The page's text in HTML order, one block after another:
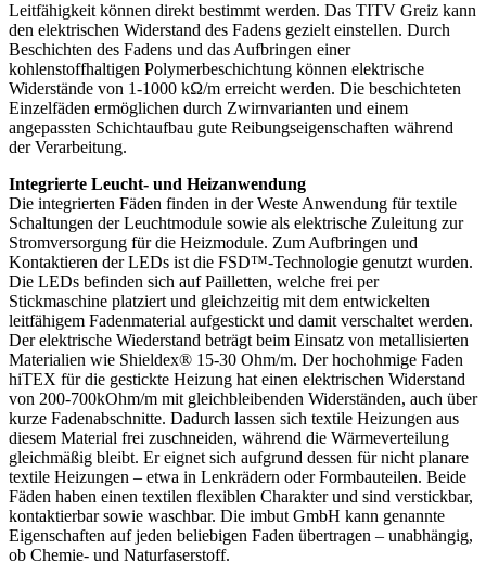
Leitfähigkeit können direkt bestimmt werden. Das TITV Greiz kann
den elektrischen Widerstand des Fadens gezielt einstellen. Durch
Beschichten des Fadens und das Aufbringen einer
kohlenstoffhaltigen Polymerbeschichtung können elektrische
Widerstände von 1-1000 kΩ/m erreicht werden. Die beschichteten
Einzelfäden ermöglichen durch Zwirnvarianten und einem
angepassten Schichtaufbau gute Reibungseigenschaften während
der Verarbeitung.
Integrierte Leucht- und Heizanwendung
Die integrierten Fäden finden in der Weste Anwendung für textile
Schaltungen der Leuchtmodule sowie als elektrische Zuleitung zur
Stromversorgung für die Heizmodule. Zum Aufbringen und
Kontaktieren der LEDs ist die FSD™-Technologie genutzt wurden.
Die LEDs befinden sich auf Pailletten, welche frei per
Stickmaschine platziert und gleichzeitig mit dem entwickelten
leitfähigem Fadenmaterial aufgestickt und damit verschaltet werden.
Der elektrische Wiederstand beträgt beim Einsatz von metallisierten
Materialien wie Shieldex® 15-30 Ohm/m. Der hochohmige Faden
hiTEX für die gestickte Heizung hat einen elektrischen Widerstand
von 200-700kOhm/m mit gleichbleibenden Widerständen, auch über
kurze Fadenabschnitte. Dadurch lassen sich textile Heizungen aus
diesem Material frei zuschneiden, während die Wärmeverteilung
gleichmäßig bleibt. Er eignet sich aufgrund dessen für nicht planare
textile Heizungen – etwa in Lenkrädern oder Formbauteilen. Beide
Fäden haben einen textilen flexiblen Charakter und sind verstickbar,
kontaktierbar sowie waschbar. Die imbut GmbH kann genannte
Eigenschaften auf jeden beliebigen Faden übertragen – unabhängig,
ob Chemie- und Naturfaserstoff.